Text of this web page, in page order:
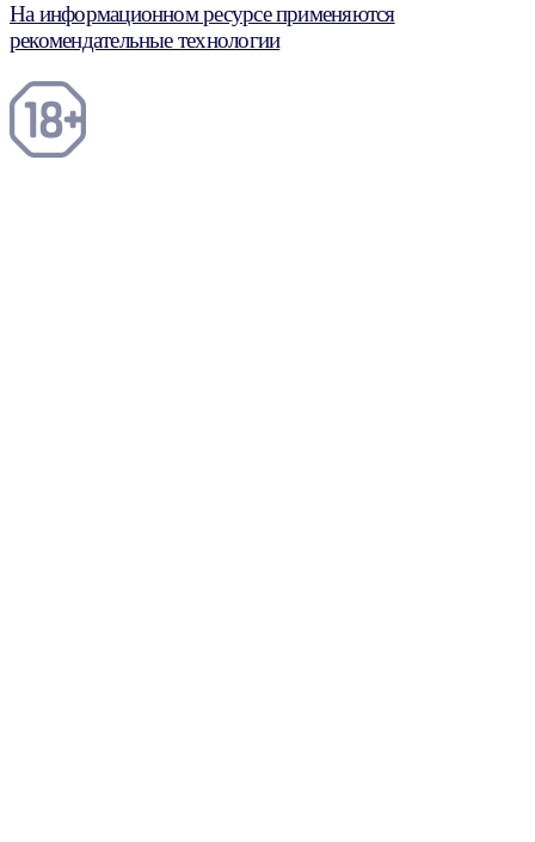
На информационном ресурсе применяются
рекомендательные технологии